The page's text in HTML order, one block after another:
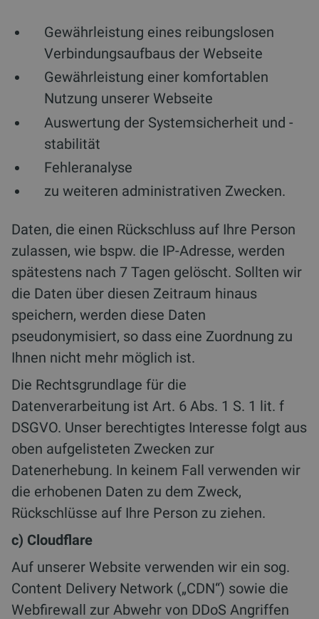
Gewährleistung eines reibungslosen
Verbindungsaufbaus der Webseite
Gewährleistung einer komfortablen
Nutzung unserer Webseite
Auswertung der Systemsicherheit und -
stabilität
Fehleranalyse
zu weiteren administrativen Zwecken.
Daten, die einen Rückschluss auf Ihre Person
zulassen, wie bspw. die IP-Adresse, werden
spätestens nach 7 Tagen gelöscht. Sollten wir
die Daten über diesen Zeitraum hinaus
speichern, werden diese Daten
pseudonymisiert, so dass eine Zuordnung zu
Ihnen nicht mehr möglich ist.
Die Rechtsgrundlage für die
Datenverarbeitung ist Art. 6 Abs. 1 S. 1 lit. f
DSGVO. Unser berechtigtes Interesse folgt aus
oben aufgelisteten Zwecken zur
Datenerhebung. In keinem Fall verwenden wir
die erhobenen Daten zu dem Zweck,
Rückschlüsse auf Ihre Person zu ziehen.
c) Cloudflare
Auf unserer Website verwenden wir ein sog.
Content Delivery Network („CDN“) sowie die
Webfirewall zur Abwehr von DDoS Angriffen